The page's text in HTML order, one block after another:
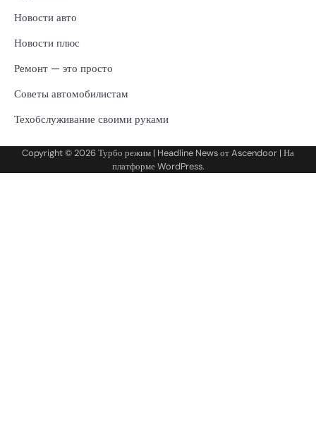
Новости авто
Новости плюс
Ремонт — это просто
Советы автомобилистам
Техобслуживание своими руками
Copyright © 2026Турбо режим | Headline News отAscendoor | На
платформеWordPress.